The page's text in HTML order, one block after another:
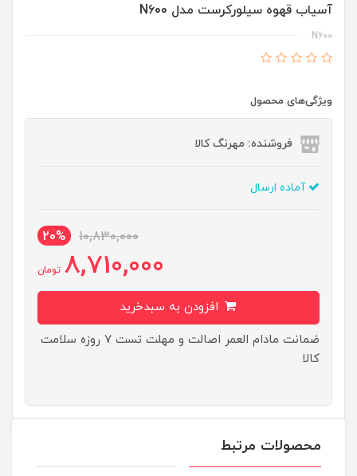
آسیاب قهوه سیلورکرست مدل N600
N600
ویژگی‌های محصول
فروشنده: مهرنگ کالا
آماده ارسال
10,830,000
20%
8,710,000 تومان
ضمانت مادام العمر اصالت و مهلت تست ۷ روزه سلامت
کالا
محصولات مرتبط